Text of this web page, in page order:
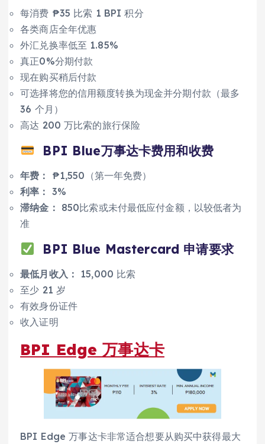
每消费 ₱35 比索 1 BPI 积分
各类商店全年优惠
外汇兑换率低至 1.85%
真正0%分期付款
现在购买稍后付款
可选择将您的信用额度转换为现金并分期付款（最多
36 个月）
高达 200 万比索的旅行保险
BPI Blue万事达卡费用和收费
年费：
₱1,550（第一年免费）
利率： 3%
滞纳金： 850比索或未付最低应付金额，以较低者为
准
BPI Blue Mastercard 申请要求
最低月收入：
15,000 比索
至少 21 岁
有效身份证件
收入证明
BPI Edge 万事达卡
BPI Edge 万事达卡非常适合想要从购买中获得最大